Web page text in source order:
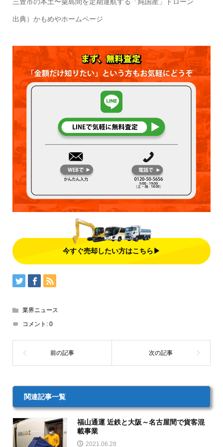
三豊市の本土〜粟島間を定期運航する「純国産」ドローン
出典）かもめやホームページ
今すぐ売却したい方はこちら▶
業界ニュース
コメント: 0
関連記事一覧
福山通運 近鉄と大阪～名古屋間で貨客混
載事業
2021.06.28